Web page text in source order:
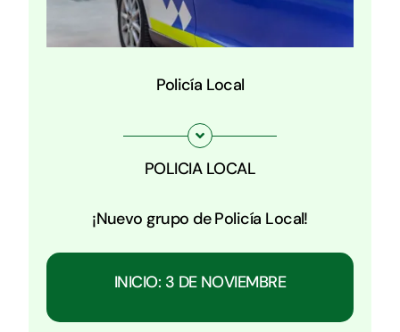
Policía Local
POLICIA LOCAL
¡Nuevo grupo de Policía Local!
INICIO: 3 DE NOVIEMBRE